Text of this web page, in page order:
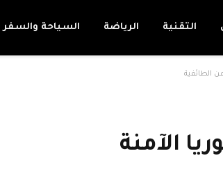
التقنية الرياضة السياحة والسفر
الطائفية
الآمنة